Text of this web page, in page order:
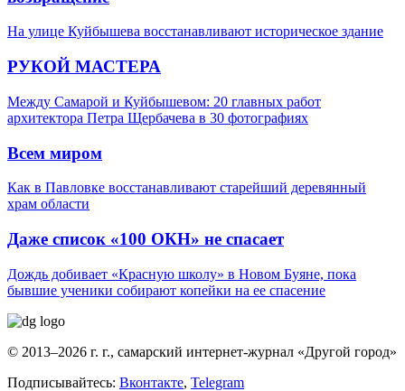
На улице Куйбышева восстанавливают историческое здание
РУКОЙ МАСТЕРА
Между Самарой и Куйбышевом: 20 главных работ
архитектора Петра Щербачева в 30 фотографиях
Всем миром
Как в Павловке восстанавливают старейший деревянный
храм области
Даже список «100 ОКН» не спасает
Дождь добивает «Красную школу» в Новом Буяне, пока
бывшие ученики собирают копейки на ее спасение
© 2013–2026 г. г., самарский интернет-журнал «Другой город»
Подписывайтесь: Вконтакте, Telegram